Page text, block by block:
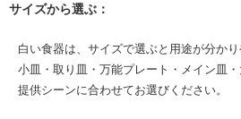
サイズから選ぶ：
白い食器は、サイズで選ぶと用途が分かり
小皿・取り皿・万能プレート・メイン皿
提供シーンに合わせてお選びください。